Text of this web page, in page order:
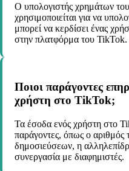
Ο υπολογιστής χρημάτων
χρησιμοποιείται για να
μπορεί να κερδίσει ένας
στην πλατφόρμα του TikTok.
Ποιοι παράγοντες
χρήστη στο TikTok;
Τα έσοδα ενός χρήστη στο
παράγοντες, όπως ο
δημοσιεύσεων, η
συνεργασία με διαφημιστές.